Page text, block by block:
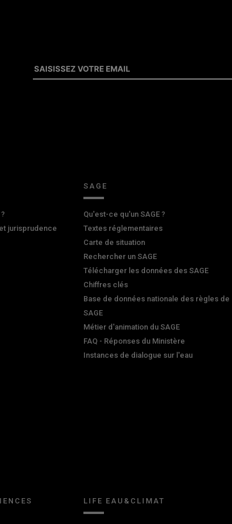
jurisprudence
SAGE
Qu'est-ce qu'un SAGE ?
Textes réglementaires
Carte de situation
Rechercher un SAGE
Télécharger les données des SAGE
Chiffres clés
Base de données nationale des règles de
SAGE
Métier d'animation du SAGE
FAQ - Réponses du Ministère
Instances de dialogue sur l'eau
LIFE EAU&CLIMAT